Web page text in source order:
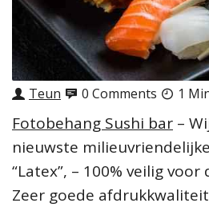
Teun 0 Comments 1
Fotobehang Sushi bar –
nieuwste
“Latex”, – 100% veilig
Zeer goede